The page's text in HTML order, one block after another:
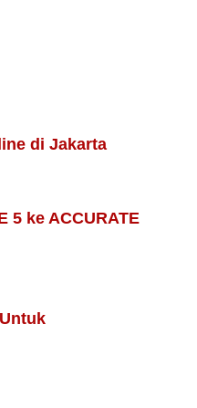
di Jakarta
5 ke ACCURATE